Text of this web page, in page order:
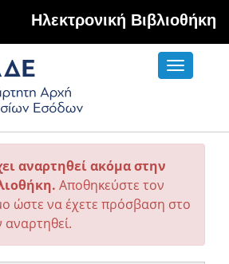
Hλεκτρονική Βιβλιοθήκη
Toggle
αναρτηθεί ακόμα στην
Αποθηκεύστε τον
ώστε να έχετε πρόσβαση στο